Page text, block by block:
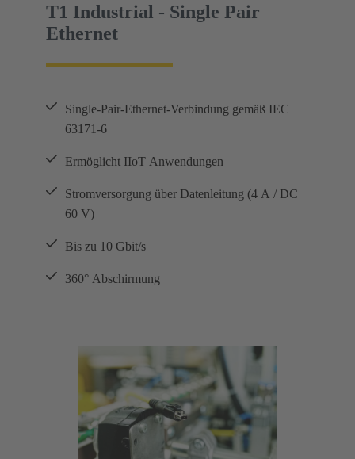
T1 Industrial - Single Pair
Ethernet
Single-Pair-Ethernet-Verbindung gemäß IEC
63171-6
Ermöglicht IIoT Anwendungen
Stromversorgung über Datenleitung (4 A / DC
60 V)
Bis zu 10 Gbit/s
360° Abschirmung